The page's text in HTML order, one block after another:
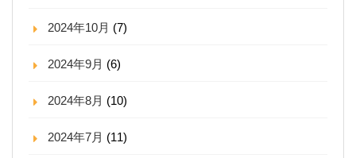
2024年10月 (7)
2024年9月 (6)
2024年8月 (10)
2024年7月 (11)